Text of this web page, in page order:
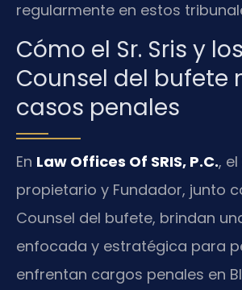
regularmente en estos
Cómo el Sr. Sris y
Counsel del bufete
casos penales
En Law Offices Of SRIS, P.C., el
propietario y Fundador, junto
Counsel del bufete, brindan
enfocada y estratégica para
enfrentan cargos penales en